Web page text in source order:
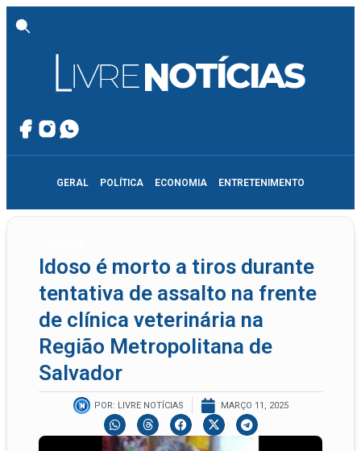
GERAL POLÍTICA ECONOMIA ENTRETENIMENTO
Idoso é morto a tiros durante
tentativa de assalto na frente
de clínica veterinária na
Região Metropolitana de
Salvador
POR: LIVRE NOTÍCIAS MARÇO 11, 2025